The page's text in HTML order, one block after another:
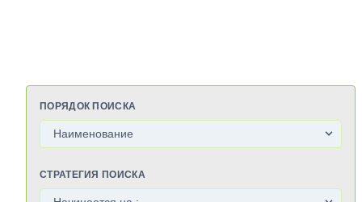
ПОРЯДОК ПОИСКА
СТРАТЕГИЯ ПОИСКА